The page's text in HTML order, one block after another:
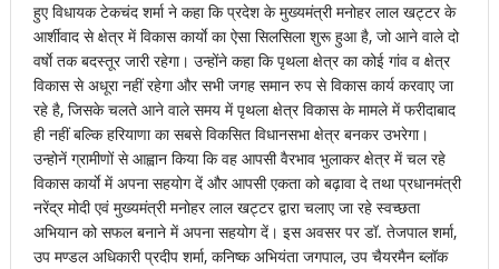
हुए विधायक टेकचंद शर्मा ने कहा कि प्रदेश के मुख्यमंत्री मनोहर लाल खट्टर के
आर्शीवाद से क्षेत्र में विकास कार्याे का ऐसा सिलसिला शुरू हुआ है, जो आने वाले दो
वर्षाे तक बदस्तूर जारी रहेगा। उन्होंने कहा कि पृथला क्षेत्र का कोई गांव व क्षेत्र
विकास से अधूरा नहीं रहेगा और सभी जगह समान रुप से विकास कार्य करवाए जा
रहे है, जिसके चलते आने वाले समय में पृथला क्षेत्र विकास के मामले में फरीदाबाद
ही नहीं बल्कि हरियाणा का सबसे विकसित विधानसभा क्षेत्र बनकर उभरेगा।
उन्होनें ग्रामीणों से आह्वान किया कि वह आपसी वैरभाव भुलाकर क्षेत्र में चल रहे
विकास कार्याे में अपना सहयोग दें और आपसी एकता को बढ़ावा दे तथा प्रधानमंत्री
नरेंद्र मोदी एवं मुख्यमंत्री मनोहर लाल खट्टर द्वारा चलाए जा रहे स्वच्छता
अभियान को सफल बनाने में अपना सहयोग दें। इस अवसर पर डॉ. तेजपाल शर्मा,
उप मण्डल अधिकारी प्रदीप शर्मा, कनिष्क अभियंता जगपाल, उप चैयरमैन ब्लॉक